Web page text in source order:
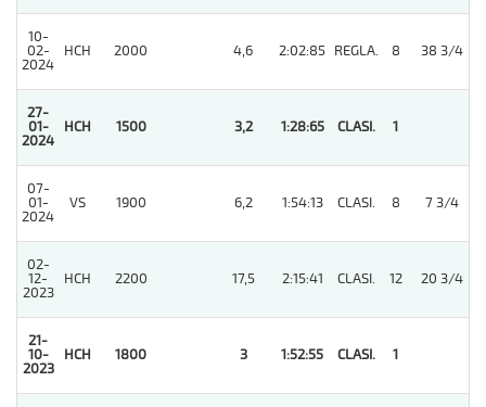
10-
02-
2024
HCH 2000 4,6 2:02:85 REGLA. 8 38 3/4
27-
01-
2024
HCH 1500 3,2 1:28:65 CLASI. 1
07-
01-
2024
VS 1900 6,2 1:54:13 CLASI. 8 7 3/4
02-
12-
2023
HCH 2200 17,5 2:15:41 CLASI. 12 20 3/4
21-
10-
2023
HCH 1800 3 1:52:55 CLASI. 1